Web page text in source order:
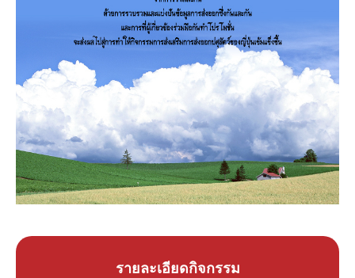
รายละเอียดกิจกรรม